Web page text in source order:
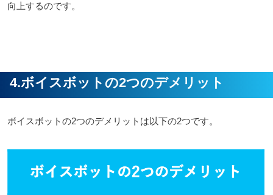
向上するのです。
4.ボイスボットの2つのデメリット
ボイスボットの2つのデメリットは以下の2つです。